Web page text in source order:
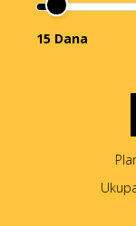
15 Dana